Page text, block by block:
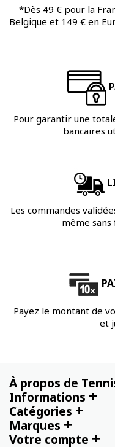
*Dès 49 € pour la
Belgique et 149 € en
Pour garantir une
bancaires
Les commandes
même
Payez le montant de
et
À propos de
Informations +
Catégories +
Marques +
Votre compte +